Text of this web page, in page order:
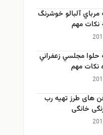
مرباي آلبالو خوشرنگ
نكات مهم
حلوا مجلسي زعفراني
نكات مهم
های طرز تهیه رب
خانگی